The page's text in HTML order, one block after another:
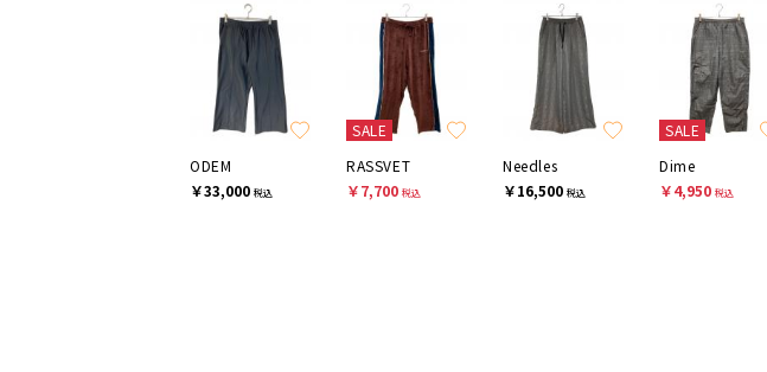
ODEM
￥33,000 税込
SALE
RASSVET
￥7,700 税込
Needles
￥16,500 税込
SALE
Dime
￥4,950 税込